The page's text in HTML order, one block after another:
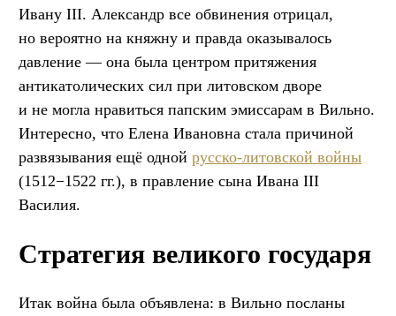
Ивану III. Александр все обвинения отрицал,
но вероятно на княжну и правда оказывалось
давление — она была центром притяжения
антикатолических сил при литовском дворе
и не могла нравиться папским эмиссарам в Вильно.
Интересно, что Елена Ивановна стала причиной
развязывания ещё одной русско-литовской войны
(1512−1522 гг.), в правление сына Ивана III
Василия.
Стратегия великого государя
Итак война была объявлена: в Вильно посланы